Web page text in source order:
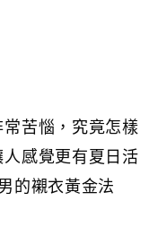
苦惱，究竟怎樣
感覺更有夏日活
的襯衣黃金法